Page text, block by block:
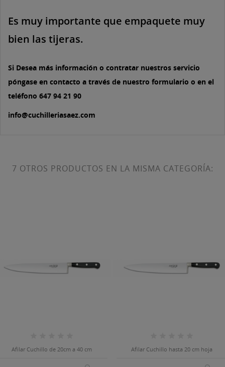
Es muy importante que empaquete muy
bien las tijeras.
Si Desea más información o contratar nuestros servicio
póngase en contacto a través de nuestro formulario o en el
teléfono 647 94 21 90
info@cuchilleriasaez.com
7 OTROS PRODUCTOS EN LA MISMA CATEGORÍA:
Afilar Cuchillo de 20cm a 40 cm Afilar Cuchillo hasta 20 cm hoja